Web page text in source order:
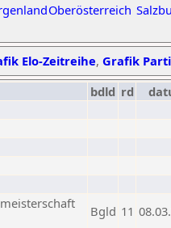
Oberösterreich
Elo-Zeitreihe, Grafik
bdld rd
Bgld 11